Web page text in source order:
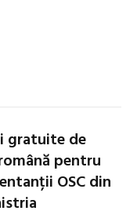
gratuite de
pentru
OSC din